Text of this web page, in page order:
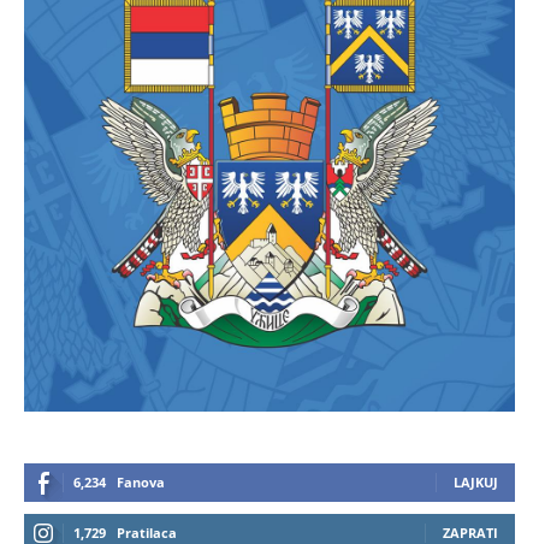
6,234 Fanova LAJKUJ
1,729 Pratilaca ZAPRATI